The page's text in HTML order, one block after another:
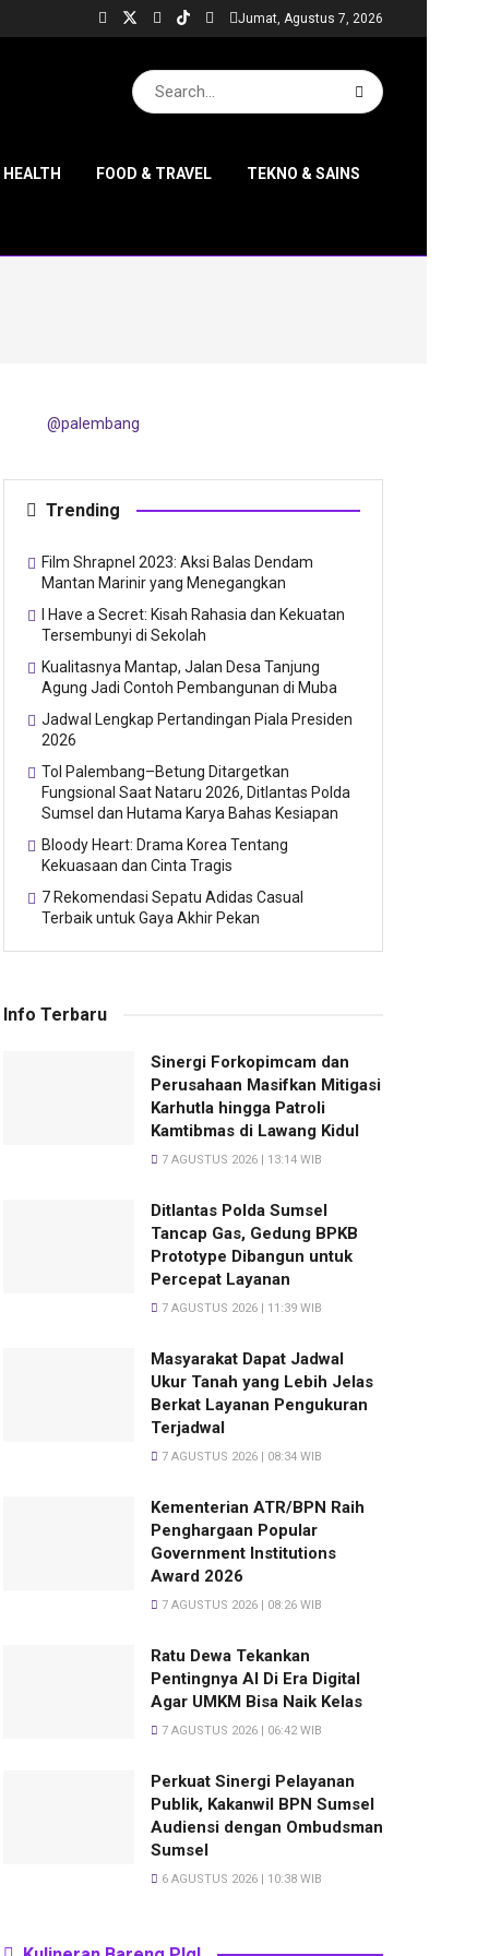
Jumat, Agustus 7, 2026
FOOD & TRAVEL TEKNO & SAINS
@palembang
Trending
Film Shrapnel 2023: Aksi Balas Dendam
Mantan Marinir yang Menegangkan
I Have a Secret: Kisah Rahasia dan Kekuatan
Tersembunyi di Sekolah
Kualitasnya Mantap, Jalan Desa Tanjung
Agung Jadi Contoh Pembangunan di Muba
Jadwal Lengkap Pertandingan Piala Presiden
2026
Tol Palembang–Betung Ditargetkan
Fungsional Saat Nataru 2026, Ditlantas Polda
Sumsel dan Hutama Karya Bahas Kesiapan
Bloody Heart: Drama Korea Tentang
Kekuasaan dan Cinta Tragis
7 Rekomendasi Sepatu Adidas Casual
Terbaik untuk Gaya Akhir Pekan
Info Terbaru
Sinergi Forkopimcam dan
Perusahaan Masifkan Mitigasi
Karhutla hingga Patroli
Kamtibmas di Lawang Kidul
7 AGUSTUS 2026 | 13:14 WIB
Ditlantas Polda Sumsel
Tancap Gas, Gedung BPKB
Prototype Dibangun untuk
Percepat Layanan
7 AGUSTUS 2026 | 11:39 WIB
Masyarakat Dapat Jadwal
Ukur Tanah yang Lebih Jelas
Berkat Layanan Pengukuran
Terjadwal
7 AGUSTUS 2026 | 08:34 WIB
Kementerian ATR/BPN Raih
Penghargaan Popular
Government Institutions
Award 2026
7 AGUSTUS 2026 | 08:26 WIB
Ratu Dewa Tekankan
Pentingnya AI Di Era Digital
Agar UMKM Bisa Naik Kelas
7 AGUSTUS 2026 | 06:42 WIB
Perkuat Sinergi Pelayanan
Publik, Kakanwil BPN Sumsel
Audiensi dengan Ombudsman
Sumsel
6 AGUSTUS 2026 | 10:38 WIB